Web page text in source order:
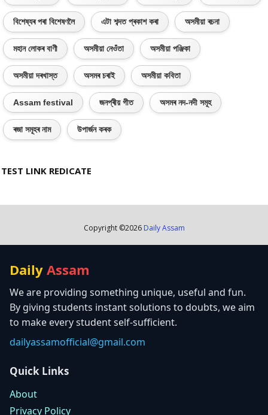
বিশেষ্যৰ পৰা বিশেষণলৈ এটা শব্দত প্ৰকাশ কৰা অসমীয়া ৰচনা
মহান লোকৰ বাণী অসমীয়া নেওঁতা অসমীয়া পঞ্জিকা
অসমীয়া দৰখাস্ত অসমৰ চৰাই অসমীয়া কবিতা
Assam festival জনপ্ৰীয় গীত অসমৰ নদ-নদী সমূহ
ৰজা সমূহৰ নাম উপাৰ্জন কৰক
TEST LINK REDICATE
Copyright ©2026 Daily Assam
Daily Assam
We are providing something unique, useful and fun.
By giving students instant solutions to doubts, we aim
to make every student self-sufficient.
dailyassamofficial@gmail.com
Quick Links
About
Privacy Policy